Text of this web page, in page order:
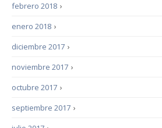
›
febrero 2018
›
enero 2018
›
diciembre 2017
›
noviembre 2017
›
octubre 2017
›
septiembre 2017